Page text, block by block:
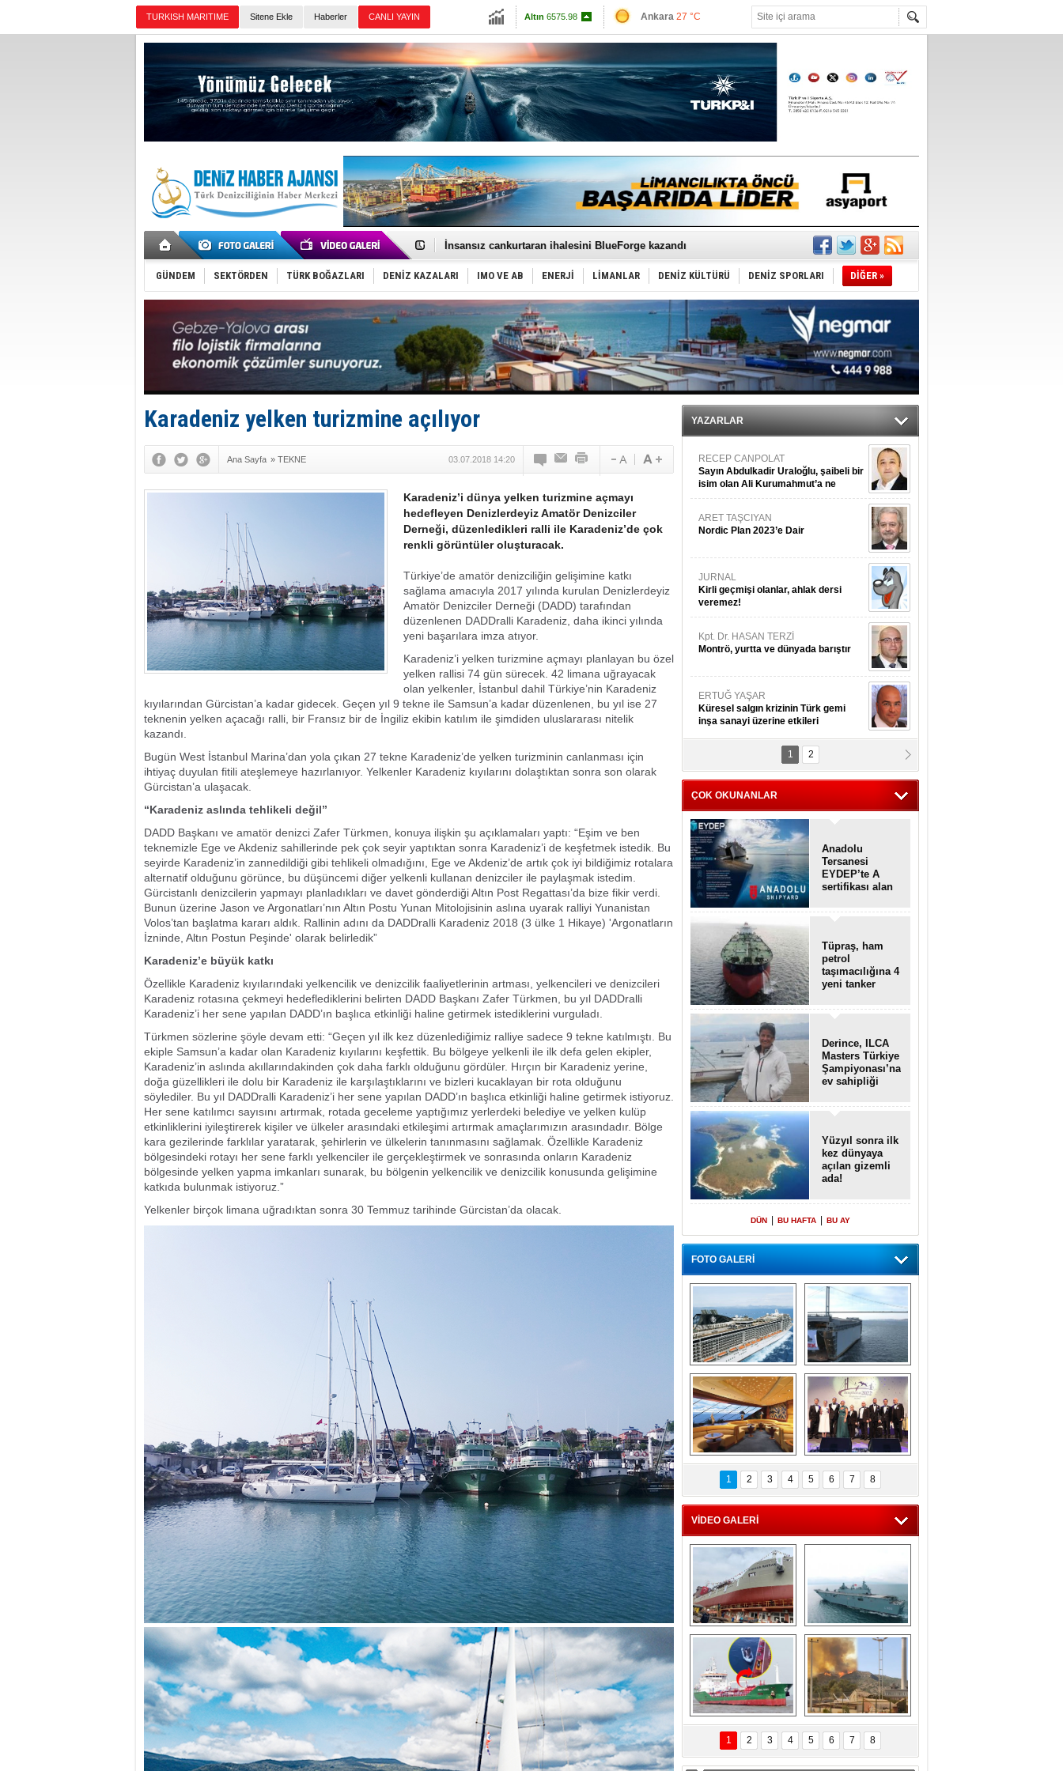
TURKISH MARITIME Sitene Ekle Haberler CANLI YAYIN
Altın 6575.98
Euro55.0012
Ankara 27 °C
Antalya33 °C
Muğla 27 °C
Çanakkale 28 °C
GİMBİRDER gemi inşa yan sanayinin sorunlarını tartıştı
İnsansız cankurtaran ihalesini BlueForge kazandı
Yüzyıl sonra ilk kez dünyaya açılan gizemli ada!
Anadolu Tersanesi EYDEP’te A sertifikası alan ilk tersane oldu
Derince, ILCA Masters Türkiye Şampiyonası’na ev sahipliği yapacak
Tüpraş, ham petrol taşımacılığına 4 yeni tanker daha ekliyor
İTU AUV, Dünya’da 2. oldu!
LNG taşımacılığında maliyetler katlandı
PROYAD, yat mürettebatı için yurt dışı harcı için düzenleme istiyor
Türkiye-Irak enerji hattında yeni dönem başlıyor
Türk Armatöre 'Uyuşturucu' tutuklaması!
Deniz turizminde yeni ‘Ceza Rejimi’!
DÖDER, 28. Dönem Yönetim Kurulu Başkanını seçti!
Fairline, Türkiye’de ‘SoleMarin’i seçti
GÜNDEM SEKTÖRDEN TÜRK BOĞAZLARI DENİZ KAZALARI IMO VE AB ENERJİ LİMANLAR DENİZ KÜLTÜRÜ DENİZ SPORLARI DİĞER »
Karadeniz yelken turizmine açılıyor
Ana Sayfa » TEKNE 03.07.2018 14:20
Karadeniz’i dünya yelken turizmine açmayı
hedefleyen Denizlerdeyiz Amatör Denizciler
Derneği, düzenledikleri ralli ile Karadeniz’de çok
renkli görüntüler oluşturacak.
Türkiye’de amatör denizciliğin gelişimine katkı
sağlama amacıyla 2017 yılında kurulan Denizlerdeyiz
Amatör Denizciler Derneği (DADD) tarafından
düzenlenen DADDralli Karadeniz, daha ikinci yılında
yeni başarılara imza atıyor.
Karadeniz’i yelken turizmine açmayı planlayan bu özel
yelken rallisi 74 gün sürecek. 42 limana uğrayacak
olan yelkenler, İstanbul dahil Türkiye’nin Karadeniz
kıyılarından Gürcistan’a kadar gidecek. Geçen yıl 9 tekne ile Samsun’a kadar düzenlenen, bu yıl ise 27
teknenin yelken açacağı ralli, bir Fransız bir de İngiliz ekibin katılım ile şimdiden uluslararası nitelik
kazandı.
Bugün West İstanbul Marina’dan yola çıkan 27 tekne Karadeniz’de yelken turizminin canlanması için
ihtiyaç duyulan fitili ateşlemeye hazırlanıyor. Yelkenler Karadeniz kıyılarını dolaştıktan sonra son olarak
Gürcistan’a ulaşacak.
“Karadeniz aslında tehlikeli değil”
DADD Başkanı ve amatör denizci Zafer Türkmen, konuya ilişkin şu açıklamaları yaptı: “Eşim ve ben
teknemizle Ege ve Akdeniz sahillerinde pek çok seyir yaptıktan sonra Karadeniz’i de keşfetmek istedik. Bu
seyirde Karadeniz’in zannedildiği gibi tehlikeli olmadığını, Ege ve Akdeniz’de artık çok iyi bildiğimiz rotalara
alternatif olduğunu görünce, bu düşüncemi diğer yelkenli kullanan denizciler ile paylaşmak istedim.
Gürcistanlı denizcilerin yapmayı planladıkları ve davet gönderdiği Altın Post Regattası’da bize fikir verdi.
Bunun üzerine Jason ve Argonatları’nın Altın Postu Yunan Mitolojisinin aslına uyarak ralliyi Yunanistan
Volos’tan başlatma kararı aldık. Rallinin adını da DADDralli Karadeniz 2018 (3 ülke 1 Hikaye) 'Argonatların
İzninde, Altın Postun Peşinde' olarak belirledik”
Karadeniz’e büyük katkı
Özellikle Karadeniz kıyılarındaki yelkencilik ve denizcilik faaliyetlerinin artması, yelkencileri ve denizcileri
Karadeniz rotasına çekmeyi hedeflediklerini belirten DADD Başkanı Zafer Türkmen, bu yıl DADDralli
Karadeniz’i her sene yapılan DADD’ın başlıca etkinliği haline getirmek istediklerini vurguladı.
Türkmen sözlerine şöyle devam etti: “Geçen yıl ilk kez düzenlediğimiz ralliye sadece 9 tekne katılmıştı. Bu
ekiple Samsun’a kadar olan Karadeniz kıyılarını keşfettik. Bu bölgeye yelkenli ile ilk defa gelen ekipler,
Karadeniz’in aslında akıllarındakinden çok daha farklı olduğunu gördüler. Hırçın bir Karadeniz yerine,
doğa güzellikleri ile dolu bir Karadeniz ile karşılaştıklarını ve bizleri kucaklayan bir rota olduğunu
söylediler. Bu yıl DADDralli Karadeniz’i her sene yapılan DADD’ın başlıca etkinliği haline getirmek istiyoruz.
Her sene katılımcı sayısını artırmak, rotada geceleme yaptığımız yerlerdeki belediye ve yelken kulüp
etkinliklerini iyileştirerek kişiler ve ülkeler arasındaki etkileşimi artırmak amaçlarımızın arasındadır. Bölge
kara gezilerinde farklılar yaratarak, şehirlerin ve ülkelerin tanınmasını sağlamak. Özellikle Karadeniz
bölgesindeki rotayı her sene farklı yelkenciler ile gerçekleştirmek ve sonrasında onların Karadeniz
bölgesinde yelken yapma imkanları sunarak, bu bölgenin yelkencilik ve denizcilik konusunda gelişimine
katkıda bulunmak istiyoruz.”
Yelkenler birçok limana uğradıktan sonra 30 Temmuz tarihinde Gürcistan’da olacak.
YAZARLAR
RECEP CANPOLAT
Sayın Abdulkadir Uraloğlu, şaibeli bir
isim olan Ali Kurumahmut’a ne
danışıyorsunuz?
ARET TAŞCIYAN
Nordic Plan 2023’e Dair
JURNAL
Kirli geçmişi olanlar, ahlak dersi
veremez!
Kpt. Dr. HASAN TERZİ
Montrö, yurtta ve dünyada barıştır
ERTUĞ YAŞAR
Küresel salgın krizinin Türk gemi
inşa sanayi üzerine etkileri
Kpt. MESUT AZMİ GÖKSOY
ithafen...
1 2
ÇOK OKUNANLAR
Anadolu
Tersanesi
EYDEP’te A
sertifikası alan
Tüpraş, ham
petrol
taşımacılığına 4
yeni tanker
Derince, ILCA
Masters Türkiye
Şampiyonası’na
ev sahipliği
Yüzyıl sonra ilk
kez dünyaya
açılan gizemli
ada!
DÜN BU HAFTA BU AY
FOTO GALERİ
“Gemi içinde gemi”
konsepti ile MSC
Splendida
Dünyada tek!
Denizaltı yüzer
havuzu intikal
seyrine başladı
MSC'den 55 milyon
euroluk turizm geliri
müjdesi
5. Bosphorus Ship
Brokers Dinner,
İstanbul’da yapıldı
1 2 3 4 5 6 7 8
VİDEO GALERİ
Çeksan Tersanesi,
Başaran Bayrak
tankerini suya
indirdi
TCG Anadolu,
tersane teknik
seyrini tamamladı
Göçmenlerin
imdadına Türk
sahipli MINA DENIZ
yetişti
Milas’taki yangın
yeniden termik
santrallere doğru
ilerliyor
1 2 3 4 5 6 7 8